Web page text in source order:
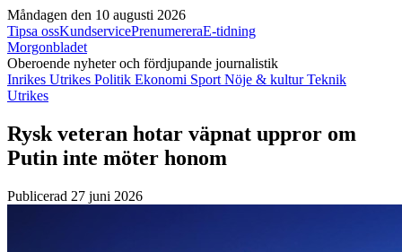
Måndagen den 10 augusti 2026
Tipsa ossKundservicePrenumereraE-tidning
Morgonbladet
Oberoende nyheter och fördjupande journalistik
Inrikes Utrikes Politik Ekonomi Sport Nöje & kulturTeknik
Utrikes
Rysk veteran hotar väpnat uppror om
Putin inte möter honom
Publicerad 27 juni 2026